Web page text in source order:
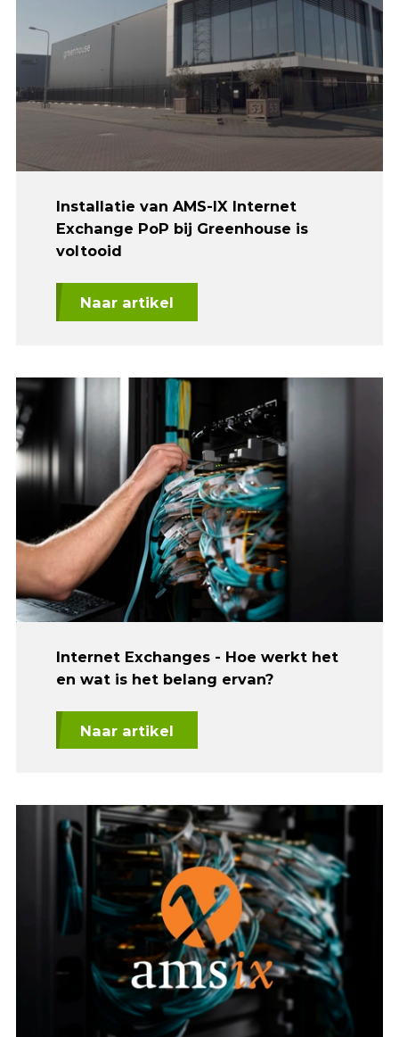
Installatie van AMS-IX Internet
Exchange PoP bij Greenhouse is
voltooid
Naar artikel
Internet Exchanges - Hoe werkt het
en wat is het belang ervan?
Naar artikel